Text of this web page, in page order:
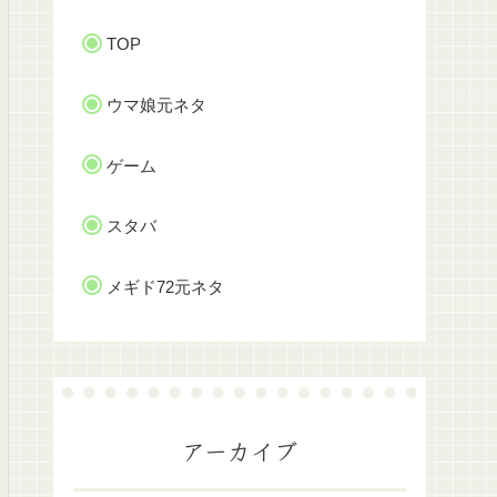
TOP
ウマ娘元ネタ
ゲーム
スタバ
メギド72元ネタ
アーカイブ